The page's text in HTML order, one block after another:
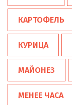
КАРТОФЕЛЬ
КУРИЦА
МАЙОНЕЗ
МЕНЕЕ ЧАСА